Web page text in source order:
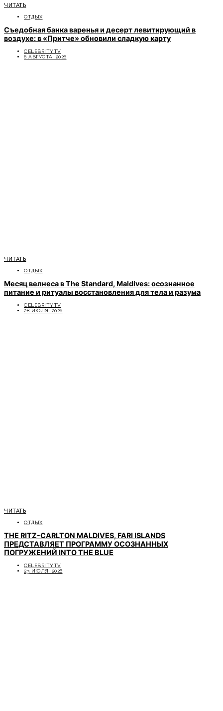
ЧИТАТЬ
ОТДЫХ
Съедобная банка варенья и десерт левитирующий в
воздухе: в «Притче» обновили сладкую карту
CELEBRITYTV
6 АВГУСТА, 2026
ЧИТАТЬ
ОТДЫХ
Месяц велнеса в The Standard, Maldives: осознанное
питание и ритуалы восстановления для тела и разума
CELEBRITYTV
28 ИЮЛЯ, 2026
ЧИТАТЬ
ОТДЫХ
THE RITZ-CARLTON MALDIVES, FARI ISLANDS
ПРЕДСТАВЛЯЕТ ПРОГРАММУ ОСОЗНАННЫХ
ПОГРУЖЕНИЙ INTO THE BLUE
CELEBRITYTV
23 ИЮЛЯ, 2026